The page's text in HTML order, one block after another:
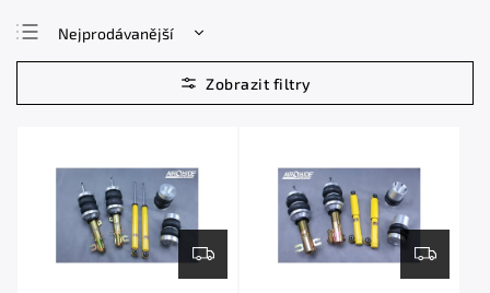
Nejprodávanější
Nejlevnější
Nejdražší